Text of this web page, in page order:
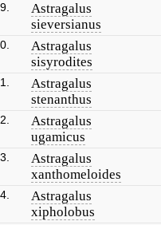
Astragalus
sieversianus
Astragalus
sisyrodites
Astragalus
stenanthus
Astragalus
ugamicus
Astragalus
xanthomeloides
Astragalus
xipholobus